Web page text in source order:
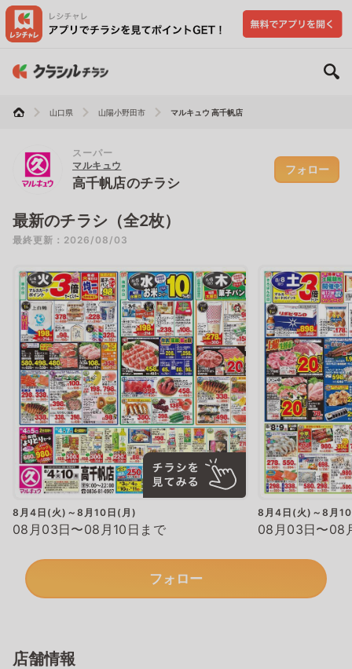
山口県 山陽小野田市 マルキュウ 高千帆店
スーパー
マルキュウ
高千帆店のチラシ
フォロー
最新のチラシ（全2枚）
最終更新：2026/08/03
8月4日(火)～8月10日(月)
08月03日〜08月10日まで
8月4日(火)～8月
08月03日〜08
フォロー
店舗情報